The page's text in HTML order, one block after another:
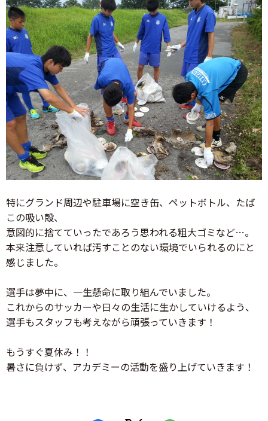
特にグランド周辺や駐車場に空き缶、ペットボトル、たば
この吸い殻、
意図的に捨てていったであろう思われる粗大ゴミなど…。
本来注意していれば汚すことのない環境でいられるのにと
感じました。
選手は夢中に、一生懸命に取り組んでいました。
これからのサッカーや日々の生活に生かしていけるよう、
選手もスタッフも考えながら頑張っていきます！
もうすぐ夏休み！！
暑さに負けず、アカデミーの活動を盛り上げていきます！